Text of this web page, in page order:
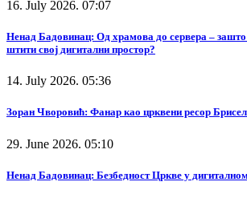
16. July 2026. 07:07
Ненад Бадовинац: Од храмова до сервера –
штити свој дигитални простор?
14. July 2026. 05:36
Зоран Чворовић: Фанар као црквени ресор
29. June 2026. 05:10
Ненад Бадовинац: Безбедност Цркве у